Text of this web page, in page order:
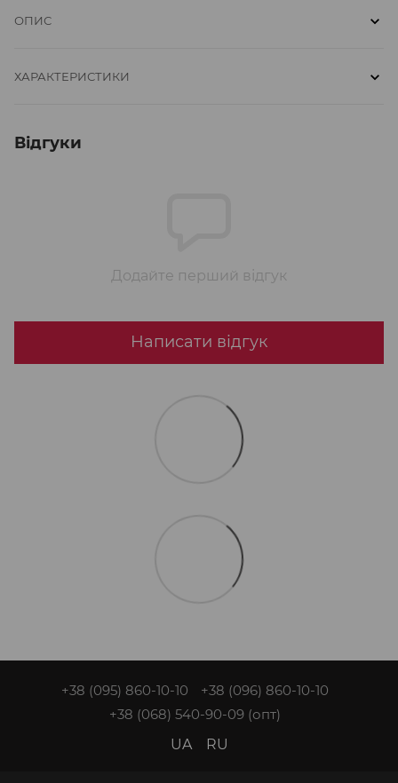
ОПИС
ХАРАКТЕРИСТИКИ
Відгуки
Додайте перший відгук
Написати відгук
+38 (095) 860-10-10
+38 (096) 860-10-10
+38 (068) 540-90-09 (опт)
UA
RU